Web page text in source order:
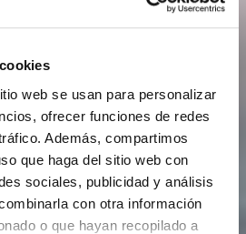
web se usan para personalizar
ofrecer funciones de redes
Además, compartimos
que haga del sitio web con
sociales, publicidad y análisis
con otra información
o que hayan recopilado a